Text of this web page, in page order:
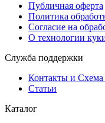
Публичная оферта
Политика
Согласие на
О технологии
Служба поддержки
Контакты и Схема
Статьи
Каталог